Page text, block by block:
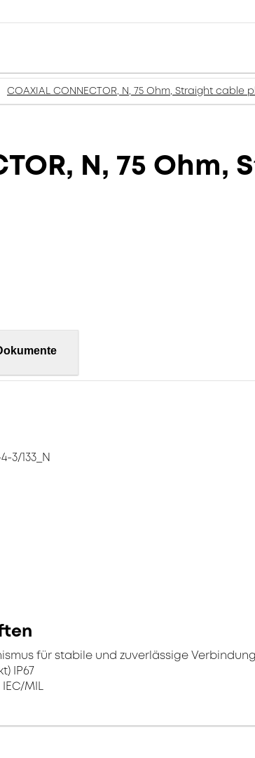
COAXIAL CONNECTOR, N, 75 Ohm, Straight cable
N, 75
3/133_N
für stabile und zuverlässige Verbindung
IP67
MIL